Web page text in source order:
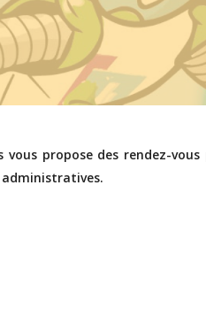
propose des rendez-vous
administratives.